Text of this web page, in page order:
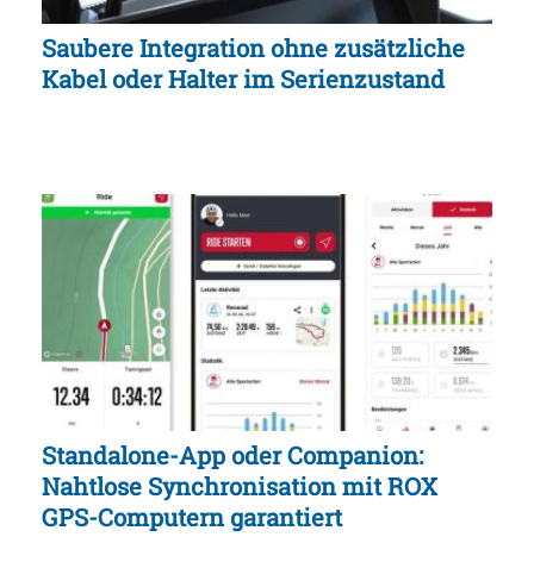
Saubere Integration ohne zusätzliche
Kabel oder Halter im Serienzustand
Standalone-App oder Companion:
Nahtlose Synchronisation mit ROX
GPS-Computern garantiert